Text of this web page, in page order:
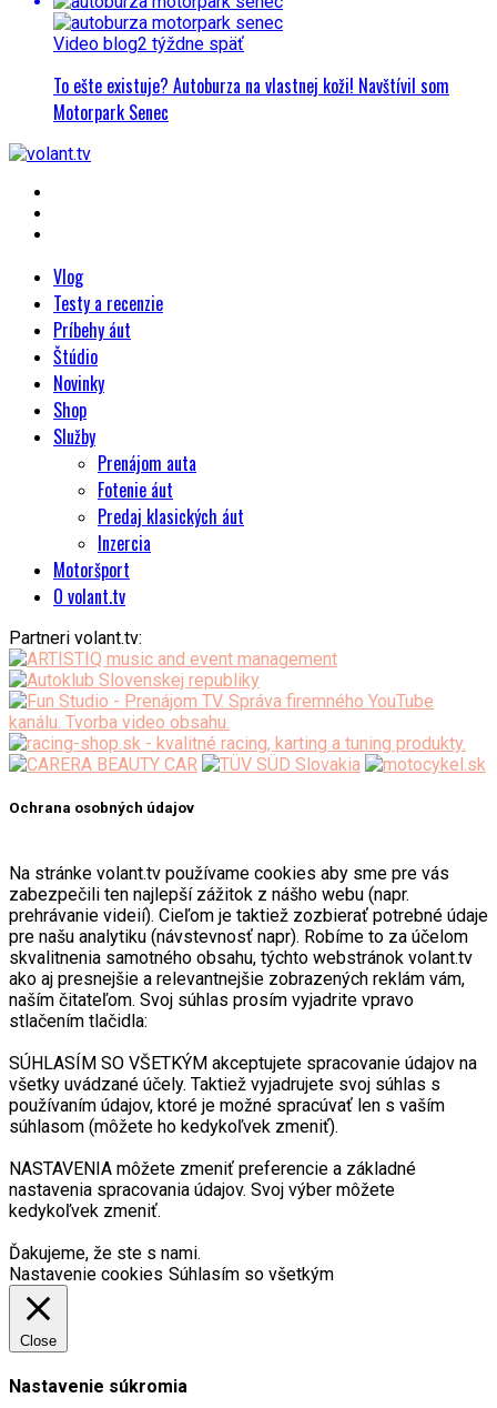
Video blog2 týždne späť
To ešte existuje? Autoburza na vlastnej koži! Navštívil som
Motorpark Senec
Vlog
Testy a recenzie
Príbehy áut
Štúdio
Novinky
Shop
Služby
Prenájom auta
Fotenie áut
Predaj klasických áut
Inzercia
Motoršport
O volant.tv
Partneri volant.tv:
Ochrana osobných údajov
Na stránke volant.tv používame cookies aby sme pre vás
zabezpečili ten najlepší zážitok z nášho webu (napr.
prehrávanie videií). Cieľom je taktiež zozbierať potrebné údaje
pre našu analytiku (návstevnosť napr). Robíme to za účelom
skvalitnenia samotného obsahu, týchto webstránok volant.tv
ako aj presnejšie a relevantnejšie zobrazených reklám vám,
naším čitateľom. Svoj súhlas prosím vyjadrite vpravo
stlačením tlačidla:
SÚHLASÍM SO VŠETKÝM akceptujete spracovanie údajov na
všetky uvádzané účely. Taktiež vyjadrujete svoj súhlas s
používaním údajov, ktoré je možné spracúvať len s vaším
súhlasom (môžete ho kedykoľvek zmeniť).
NASTAVENIA môžete zmeniť preferencie a základné
nastavenia spracovania údajov. Svoj výber môžete
kedykoľvek zmeniť.
Ďakujeme, že ste s nami.
Nastavenie cookies Súhlasím so všetkým
Close
Nastavenie súkromia